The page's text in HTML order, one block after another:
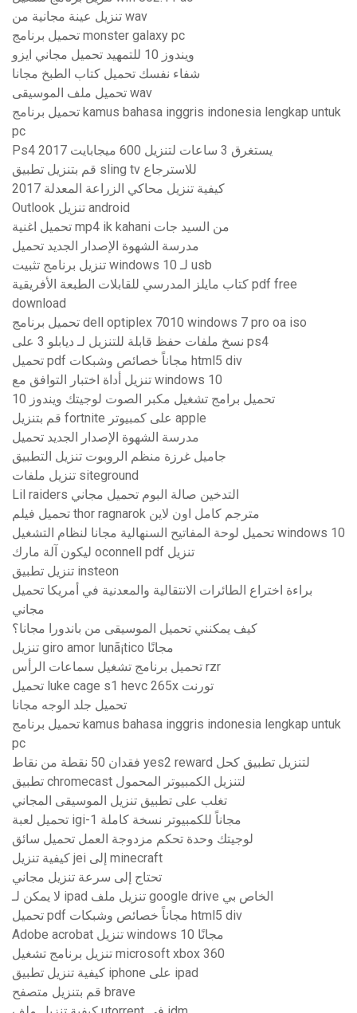
تنزيل عينة مجانية من wav
تحميل برنامج monster galaxy pc
ويندوز 10 للتمهيد تحميل مجاني ايزو
شفاء نفسك تحميل كتاب الطبخ مجانا
تحميل ملف الموسيقى wav
تحميل برنامج kamus bahasa inggris indonesia lengkap untuk
pc
Ps4 يستغرق 3 ساعات لتنزيل 600 ميجابايت 2017
قم بتنزيل تطبيق sling tv للاسترجاع
كيفية تنزيل محاكي الزراعة المعدلة 2017
Outlook تنزيل android
تحميل اغنية mp4 ik kahani من السيد جات
مدرسة الشهوة الإصدار الجديد تحميل
تنزيل برنامج تثبيت windows 10 لـ usb
كتاب مايلز المدرسي للقابلات الطبعة الأفريقية pdf free
download
تحميل برنامج dell optiplex 7010 windows 7 pro oa iso
نسخ ملفات حفظ قابلة للتنزيل لـ ديابلو 3 على ps4
تحميل pdf مجاناً خصائص وشبكات html5 div
تنزيل أداة اختبار التوافق مع windows 10
تحميل برامج تشغيل مكبر الصوت لوجيتك ويندوز 10
قم بتنزيل fortnite على كمبيوتر apple
مدرسة الشهوة الإصدار الجديد تحميل
جاميل غرزة منظم الروبوت تنزيل التطبيق
تنزيل ملفات siteground
Lil raiders التدخين صالة البوم تحميل مجاني
تحميل فيلم thor ragnarok مترجم كامل اون لاين
تحميل لوحة المفاتيح السنهالية مجانا لنظام التشغيل windows 10
ليكون آلة مارك oconnell pdf تنزيل
تنزيل تطبيق insteon
براءة اختراع الطائرات الانتقالية والمعدنية في أمريكا تحميل
مجاني
كيف يمكنني تحميل الموسيقى من باندورا مجانا؟
تنزيل giro amor lunã¡tico مجانًا
تحميل برنامج تشغيل سماعات الرأس rzr
تحميل luke cage s1 hevc 265x تورنت
تحميل جلد الوجه مجانا
تحميل برنامج kamus bahasa inggris indonesia lengkap untuk
pc
فقدان 50 نقطة من نقاط yes2 reward لتنزيل تطبيق كحل
تطبيق chromecast لتنزيل الكمبيوتر المحمول
تغلب على تطبيق تنزيل الموسيقى المجاني
تحميل لعبة igi-1 مجاناً للكمبيوتر نسخة كاملة
لوجيتك وحدة تحكم مزدوجة العمل تحميل سائق
كيفية تنزيل jei إلى minecraft
تحتاج إلى سرعة تنزيل مجاني
لا يمكن لـ ipad تنزيل ملف google drive الخاص بي
تحميل pdf مجاناً خصائص وشبكات html5 div
Adobe acrobat تنزيل windows 10 مجانًا
تنزيل برنامج تشغيل microsoft xbox 360
كيفية تنزيل تطبيق iphone على ipad
قم بتنزيل متصفح brave